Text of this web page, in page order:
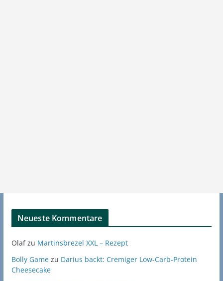
Neueste Kommentare
Olafzu Martinsbrezel XXL – Rezept
Bolly Gamezu Darius backt: Cremiger Low-Carb-Protein
Cheesecake